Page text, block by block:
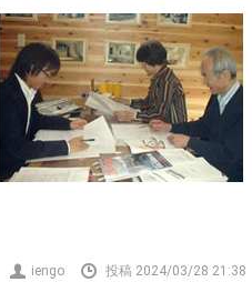
iengo 投稿 2024/03/28 21:38